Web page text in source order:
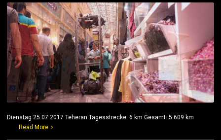
Dienstag 25.07.2017 Teheran Tagesstrecke: 6 km Gesamt: 5.609 km
Read More